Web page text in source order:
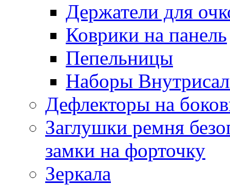
Держатели для
Коврики на панель
Пепельницы
Наборы
Дефлекторы на
Заглушки ремня
замки на форточку
Зеркала